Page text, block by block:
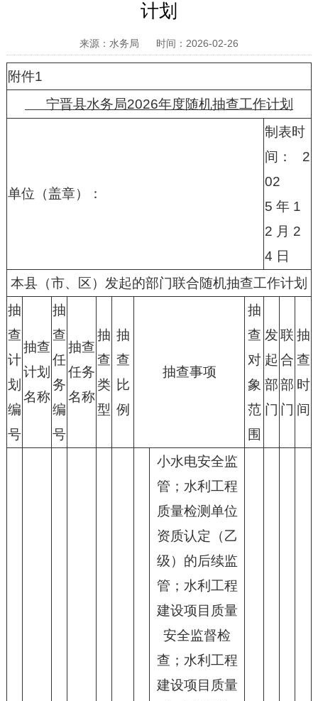
计划
来源：水务局 时间：2026-02-26
附件1
宁晋县水务局2026年度随机抽查工作计划
单位（盖章）：
制表时
间： 2
02
5 年 1
2 月 2
4 日
本县（市、区）发起的部门联合随机抽查工作计划
抽
查
计
划
编
号
抽查
计划
名称
抽
查
任
务
编
号
抽查
任务
名称
抽
查
类
型
抽
查
比
例
抽查事项
抽
查
对
象
范
围
发
起
部
门
联
合
部
门
抽
查
时
间
小水电安全监
管；水利工程
质量检测单位
资质认定（乙
级）的后续监
管；水利工程
建设项目质量
安全监督检
查；水利工程
建设项目质量